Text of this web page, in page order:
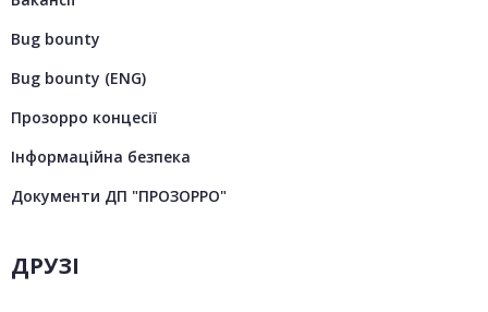
Bug bounty
Bug bounty (ENG)
Прозорро концесії
Інформаційна безпека
Документи ДП "ПРОЗОРРО"
ДРУЗІ